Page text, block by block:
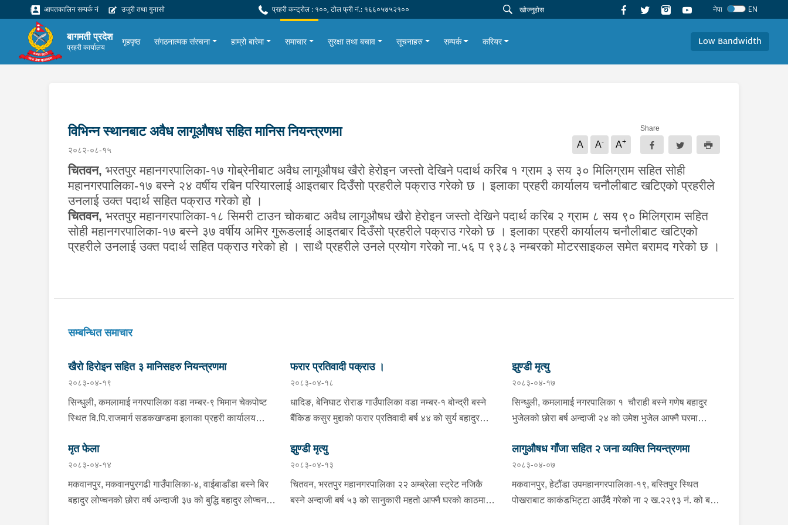
आपतकालिन सम्पर्क नं उजुरी तथा गुनासो प्रहरी कन्ट्रोल : १००, टोल फ्री नं.: १६६०५७५२१०० नेपा EN
बागमती प्रदेश
प्रहरी कार्यालय
गृहपृष्ठ संगठनात्मक संरचना हाम्रो बारेमा समाचार सुरक्षा तथा बचाव सूचनाहरु सम्पर्क करियर Low Bandwidth
विभिन्न स्थानबाट अवैध लागूऔषध सहित मानिस नियन्त्रणमा
२०८२-०८-१५
A A- A+
Share
चितवन, भरतपुर महानगरपालिका-१७ गोब्रेनीबाट अवैध लागूऔषध खैरो हेरोइन जस्तो देखिने पदार्थ करिब १ ग्राम ३ सय ३० मिलिग्राम सहित सोही
महानगरपालिका-१७ बस्ने २४ वर्षीय रबिन परियारलाई आइतबार दिउँसो प्रहरीले पक्राउ गरेको छ । इलाका प्रहरी कार्यालय चनौलीबाट खटिएको प्रहरीले
उनलाई उक्त पदार्थ सहित पक्राउ गरेको हो ।
चितवन, भरतपुर महानगरपालिका-१८ सिमरी टाउन चोकबाट अवैध लागूऔषध खैरो हेरोइन जस्तो देखिने पदार्थ करिब २ ग्राम ८ सय ९० मिलिग्राम सहित
सोही महानगरपालिका-१७ बस्ने ३७ वर्षीय अमिर गुरूङलाई आइतबार दिउँसो प्रहरीले पक्राउ गरेको छ । इलाका प्रहरी कार्यालय चनौलीबाट खटिएको
प्रहरीले उनलाई उक्त पदार्थ सहित पक्राउ गरेको हो । साथै प्रहरीले उनले प्रयोग गरेको ना.५६ प ९३८३ नम्बरको मोटरसाइकल समेत बरामद गरेको छ ।
सम्बन्धित समाचार
खैरो हिरोइन सहित ३ मानिसहरु नियन्त्रणमा
२०८३-०४-१९
सिन्धुली, कमलामाई नगरपालिका वडा नम्बर-९ भिमान चेकपोष्ट
स्थित वि.पि.राजमार्ग सडकखण्डमा इलाका प्रहरी कार्यालय
नियन्त्रण व्यूरो शाखा कार्यालय, बर्दिवासको संयुक्त टोलीले
मोरङबाट काठमाण्डौ तर्फ जाँदै गरेको चालक सिन्धुली कमलामाई
नगरपालिका वडा नम्बर- १२ बस्ने बर्ष अन्दाजी-२९ को चन्द्र
बहादुर माझीले चलाएको म.प्र. व०४-००१ ज ००८६ नं. को
फरार प्रतिवादी पक्राउ ।
२०८३-०४-१८
धादिङ, बेनिघाट रोराङ गाउँपालिका वडा नम्बर-१ बोन्द्री बस्ने
बैंकिङ कसुर मुद्दाको फरार प्रतिवादी बर्ष ४४ को सुर्य बहादुर
झुण्डी मृत्यु
२०८३-०४-१७
सिन्धुली, कमलामाई नगरपालिका १ चौराही बस्ने गणेष बहादुर
भुजेलको छोरा बर्ष अन्दाजी २४ को उमेश भुजेल आफ्नै घरमा
प्राप्त हुनासाथ प्रहरी टोली खटिगई घटनास्थलमा मुचुल्का
सहित थप अनुसन्धान कार्य भइरहेको ।
मृत फेला
२०८३-०४-१४
मकवानपुर, मकवानपुरगढी गाउँपालिका-४, वाईबाडाँडा बस्ने बिर
बहादुर लोप्चनको छोरा वर्ष अन्दाजी ३७ को बुद्धि बहादुर लोप्चन
झुण्डी मृत्यु
२०८३-०४-१३
चितवन, भरतपुर महानगरपालिका २२ अम्ब्रेला स्ट्रेट नजिकै
बस्ने अन्दाजी बर्ष ५३ को सानुकारी महतो आफ्नै घरको काठमा
लागुऔषध गाँजा सहित २ जना व्यक्ति नियन्त्रणमा
२०८३-०४-०७
मकवानपुर, हेटौंडा उपमहानगरपालिका-१९, बस्तिपुर स्थित
पोखराबाट काकंडभिट्टा आउँदै गरेको ना २ ख.२२९३ नं. को बस